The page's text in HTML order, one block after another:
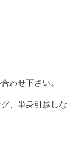
わせ下さい。
、単身引越しな